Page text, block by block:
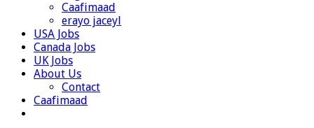
Caafimaad
erayo jaceyl
USA Jobs
Canada Jobs
UK Jobs
About Us
Contact
Caafimaad